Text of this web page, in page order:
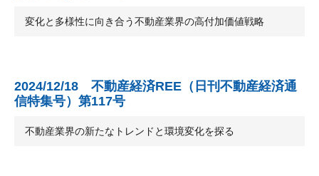
変化と多様性に向き合う不動産業界の高付加価値戦略
2024/12/18 不動産経済REE（日刊不動産経済通
信特集号）第117号
不動産業界の新たなトレンドと環境変化を探る